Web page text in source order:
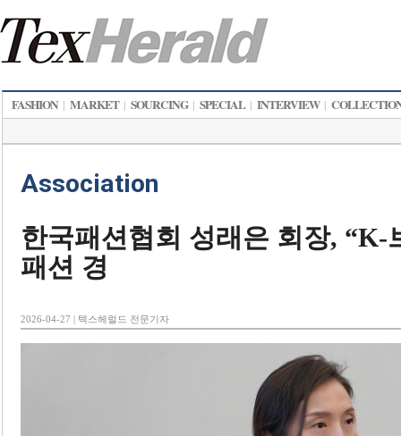
FASHION | MARKET | SOURCING | SPECIAL | INTERVIEW |
Association
한국패션협회 성래은 회장, “K-
패션 경
2026-04-27 | 텍스헤럴드 전문기자